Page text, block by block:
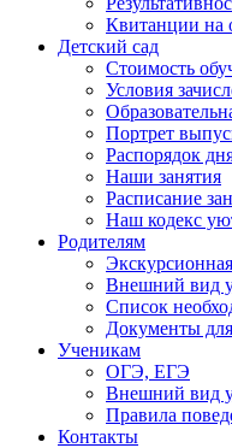
Квитанции на
Детский сад
Стоимость
Условия
Портрет
Распорядок
Наши занятия
Расписание
Наш кодекс
Родителям
Внешний вид
Список
Документы
Ученикам
ОГЭ, ЕГЭ
Внешний вид
Правила
Контакты